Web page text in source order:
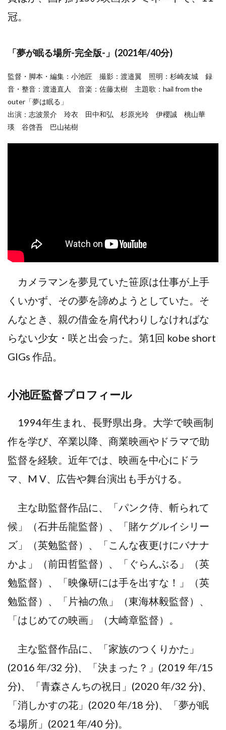
冠。
「夢が眠る場所-完全版-」(2021年/40分)
監督・脚本・編集：小池匠 撮影：渡邉翼 照明：杉崎友城 録
音・整音：渡邉直人 音楽：佐藤太樹 主題歌：hail from the
outer「夢は眠る」
出演：志波景介 玲衣 田中和弘 杉原光玲 伊櫻誠 桃山華
瑛 谷啓吾 巴山祐樹
カメラマンを夢見ていた笹原は仕事が上手
くいかず、その夢を諦めようとしていた。そ
んなとき、親の借金を肩代わりしなければな
らない少女・咲と出会った。第1回 kobe short
GIGs 作品。
⼩池匠監督プロフィール
1994年⽣まれ、⻑野県出⾝。⼤学で映画制
作を学び、卒業以降、商業映画やドラマで助
監督を経験。近年では、映画を中⼼にドラ
マ、M V、広告や舞台演出も⼿がける。
主な助監督作品に、「パンク侍、斬られて
候」（⽯井岳⿓監督）、「賭ケグルイシリー
ズ」（英勉監督）、「こんな夜更けにバナナ
かよ」（前⽥哲監督）、「ぐらんぶる」（英
勉監督）、「映像研には⼿を出すな！」（英
勉監督）、「⽚袖の⿂」（東海林毅監督）、
「はじめての映画」（⼤崎章監督）。
主な監督作品に、「家族のつくりかた」
(2016 年/32 分)、「決まった？」(2019 年/15
分)、「⻘森さんちの祝⽇」(2020 年/32 分)、
「消しかすの花」(2020 年/18 分)、「夢が眠
る場所」(2021 年/40 分)。